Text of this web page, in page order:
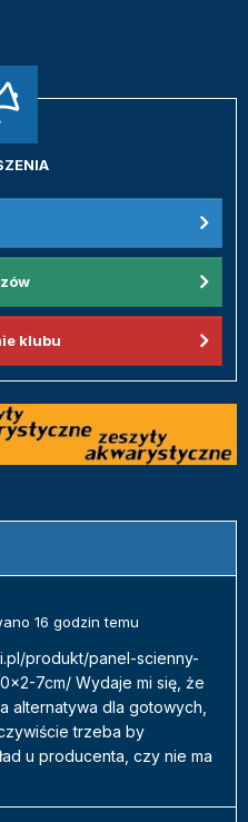
klubu
16 godzin temu
produkt/panel-scienny-
7cm/ Wydaje mi się, że
alternatywa dla gotowych,
trzeba by
u producenta, czy nie ma